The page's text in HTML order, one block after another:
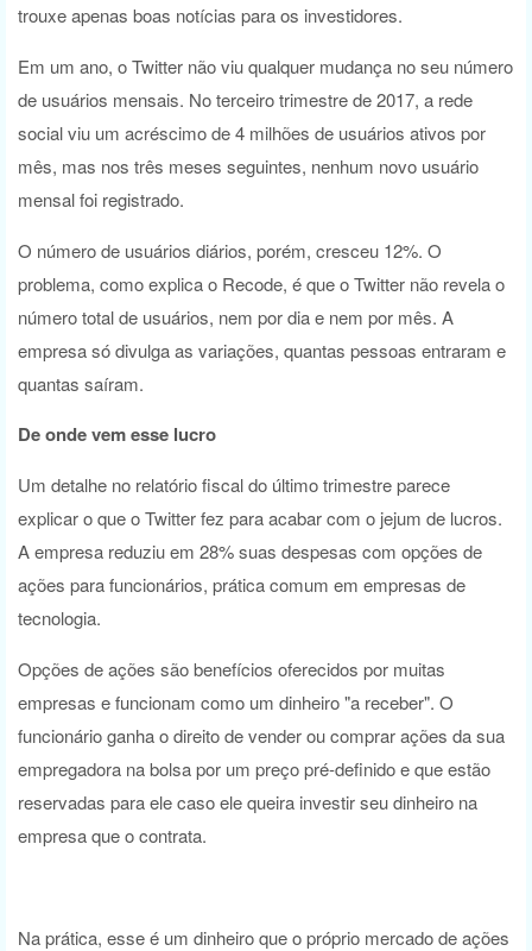
trouxe apenas boas notícias para os investidores.
Em um ano, o Twitter não viu qualquer mudança no seu número
de usuários mensais. No terceiro trimestre de 2017, a rede
social viu um acréscimo de 4 milhões de usuários ativos por
mês, mas nos três meses seguintes, nenhum novo usuário
mensal foi registrado.
O número de usuários diários, porém, cresceu 12%. O
problema, como explica o Recode, é que o Twitter não revela o
número total de usuários, nem por dia e nem por mês. A
empresa só divulga as variações, quantas pessoas entraram e
quantas saíram.
De onde vem esse lucro
Um detalhe no relatório fiscal do último trimestre parece
explicar o que o Twitter fez para acabar com o jejum de lucros.
A empresa reduziu em 28% suas despesas com opções de
ações para funcionários, prática comum em empresas de
tecnologia.
Opções de ações são benefícios oferecidos por muitas
empresas e funcionam como um dinheiro "a receber". O
funcionário ganha o direito de vender ou comprar ações da sua
empregadora na bolsa por um preço pré-definido e que estão
reservadas para ele caso ele queira investir seu dinheiro na
empresa que o contrata.
Na prática, esse é um dinheiro que o próprio mercado de ações